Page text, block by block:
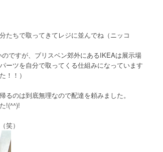
たちで取ってきてレジに並んでね（ニッコ
ですが、ブリスベン郊外にあるIKEAは展示場
ーツを自分で取ってくる仕組みになっています
！！）
のは到底無理なので配達を頼みました。
!(^^)!
笑）